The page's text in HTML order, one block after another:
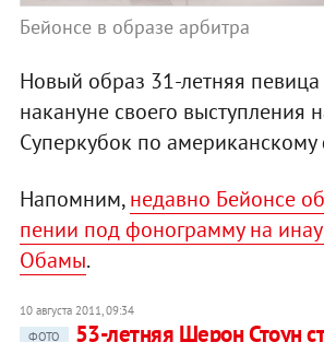
Бейонсе в образе арбитра
Новый образ 31-летняя
накануне своего выступления
Суперкубок по американскому
Напомним,недавно Бейонсе
пении под фонограмму на
Обамы.
10 августа 2011, 09:34
ФОТО
53-летняя Шерон Стоун